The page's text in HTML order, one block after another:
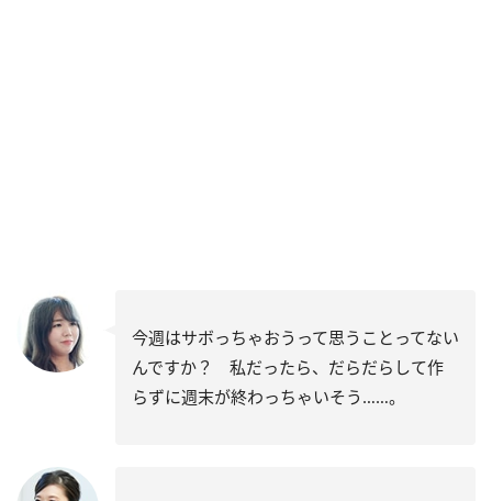
今週はサボっちゃおうって思うことってない
んですか？ 私だったら、だらだらして作
らずに週末が終わっちゃいそう……。